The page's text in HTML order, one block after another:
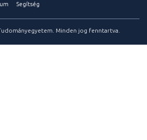
Segítség
Minden jog fenntartva.